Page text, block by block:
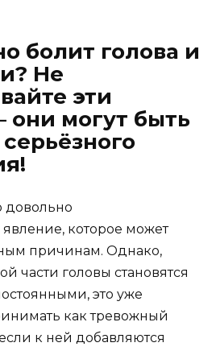
болит голова и
Не
эти
они могут быть
довольно
которое может
причинам. Однако,
части головы становятся
это уже
как тревожный
к ней добавляются